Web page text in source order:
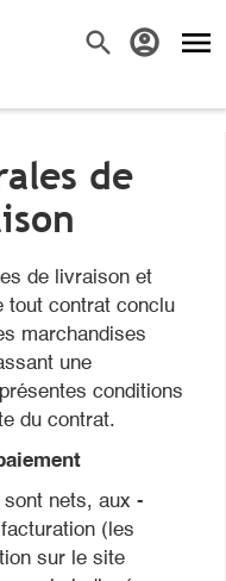
search account_circle menu
de
de livraison et
tout contrat conclu
marchandises
une
conditions
du contrat.
sont nets, aux
­(les
sur le site